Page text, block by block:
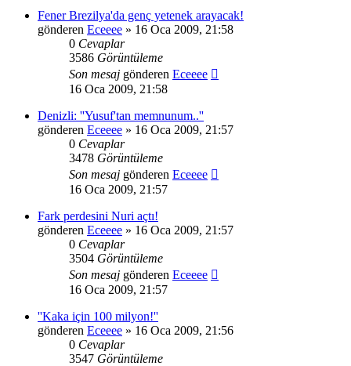
Fener Brezilya'da genç yetenek arayacak!
gönderen Eceeee » 16 Oca 2009, 21:58
0 Cevaplar
3586 Görüntüleme
Son mesaj gönderen Eceeee
16 Oca 2009, 21:58
Denizli: ''Yusuf'tan memnunum..''
gönderen Eceeee » 16 Oca 2009, 21:57
0 Cevaplar
3478 Görüntüleme
Son mesaj gönderen Eceeee
16 Oca 2009, 21:57
Fark perdesini Nuri açtı!
gönderen Eceeee » 16 Oca 2009, 21:57
0 Cevaplar
3504 Görüntüleme
Son mesaj gönderen Eceeee
16 Oca 2009, 21:57
''Kaka için 100 milyon!''
gönderen Eceeee » 16 Oca 2009, 21:56
0 Cevaplar
3547 Görüntüleme